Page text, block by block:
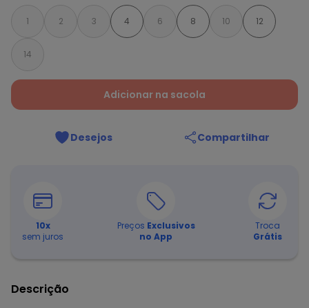
1 2 3 4 6 8 10 12
14
Adicionar na sacola
Desejos Compartilhar
10x
sem juros
Preços Exclusivos
no App
Troca
Grátis
Descrição